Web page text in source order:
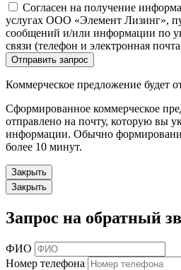
Согласен на получение
услугах ООО «Элемент Лизинг»,
сообщений и/или информации по
связи (телефон и электронная
Отправить запрос
Коммерческое предложение будет
Сформированное коммерческое
отправлено на почту, которую вы
информации. Обычно
более 10 минут.
Закрыть
Закрыть
Запрос на обратный
ФИО
Номер телефона